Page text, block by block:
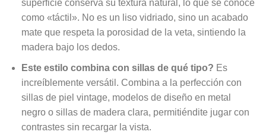
superficie conserva su textura natural, lo que se conoce
como «táctil». No es un liso vidriado, sino un acabado
mate que respeta la porosidad de la veta, sintiendo la
madera bajo los dedos.
Este estilo combina con sillas de qué tipo? Es
increíblemente versátil. Combina a la perfección con
sillas de piel vintage, modelos de diseño en metal
negro o sillas de madera clara, permitiéndite jugar con
contrastes sin recargar la vista.